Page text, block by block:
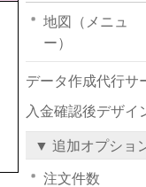
地図（メニュ
ー）
データ作成代行サ
入金確認後デザイ
▼ 追加オプショ
注文件数